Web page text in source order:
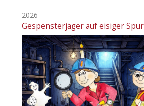
2026
Gespensterjäger auf eisiger Spur